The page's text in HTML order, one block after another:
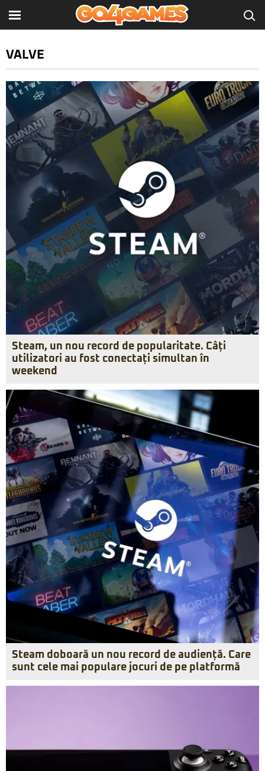
VALVE
Steam, un nou record de popularitate. Câți
utilizatori au fost conectați simultan în
weekend
Steam doboară un nou record de audiență. Care
sunt cele mai populare jocuri de pe platformă